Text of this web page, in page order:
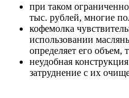
при таком
тыс. рублей, многие
кофемолка
использовании
определяет его объем,
неудобная
затруднение с их